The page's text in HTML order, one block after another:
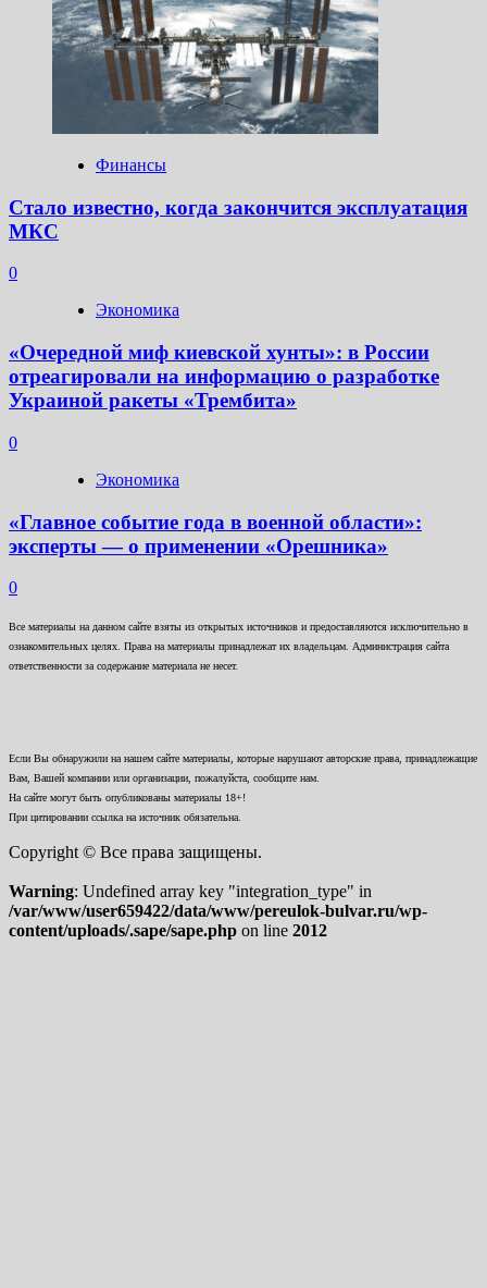
Финансы
Стало известно, когда закончится эксплуатация
МКС
0
Экономика
«Очередной миф киевской хунты»: в России
отреагировали на информацию о разработке
Украиной ракеты «Трембита»
0
Экономика
«Главное событие года в военной области»:
эксперты — о применении «Орешника»
0
Все материалы на данном сайте взяты из открытых источников и предоставляются исключительно в
ознакомительных целях. Права на материалы принадлежат их владельцам. Администрация сайта
ответственности за содержание материала не несет.
Если Вы обнаружили на нашем сайте материалы, которые нарушают авторские права, принадлежащие
Вам, Вашей компании или организации, пожалуйста, сообщите нам.
На сайте могут быть опубликованы материалы 18+!
При цитировании ссылка на источник обязательна.
Copyright © Все права защищены.
Warning: Undefined array key "integration_type" in
/var/www/user659422/data/www/pereulok-bulvar.ru/wp-
content/uploads/.sape/sape.php on line 2012